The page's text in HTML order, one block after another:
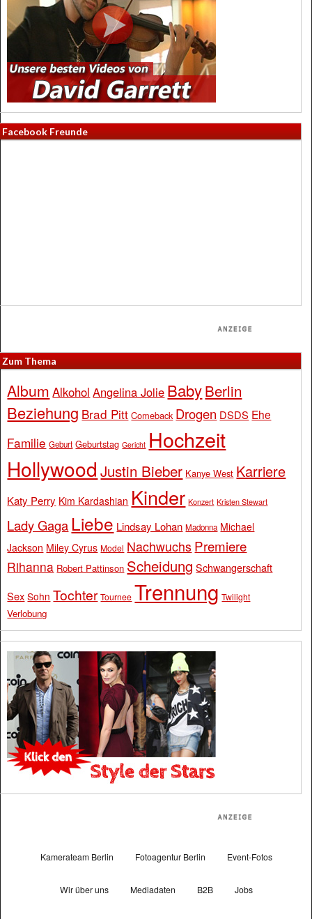
Facebook Freunde
Zum Thema
Album Alkohol Angelina Jolie BabyBerlin
Beziehung Brad Pitt Comeback Drogen DSDS Ehe
Familie Geburt Geburtstag Gericht Hochzeit
Hollywood Justin Bieber Kanye West Karriere
Katy Perry Kim Kardashian Kinder Konzert Kristen Stewart
Lady Gaga Liebe Lindsay Lohan Madonna Michael
Jackson Miley Cyrus Model Nachwuchs Premiere
Rihanna Robert Pattinson Scheidung Schwangerschaft
Sex Sohn Tochter Tournee Trennung Twilight
Verlobung
Kamerateam Berlin Fotoagentur Berlin Event-Fotos
Wir über uns Mediadaten B2B Jobs